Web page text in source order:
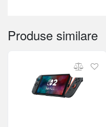
Produse similare